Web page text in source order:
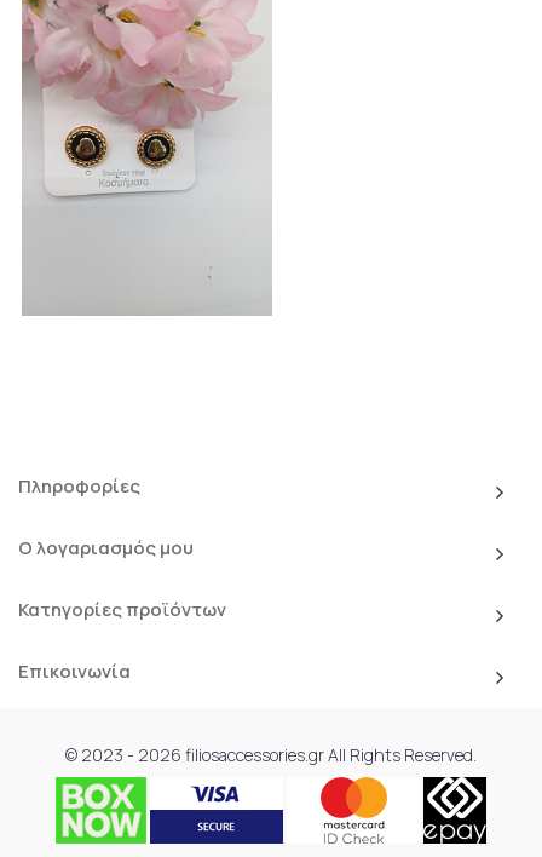
Πληροφορίες
Ο λογαριασμός μου
Κατηγορίες προϊόντων
Επικοινωνία
© 2023 - 2026 filiosaccessories.gr All Rights Reserved.